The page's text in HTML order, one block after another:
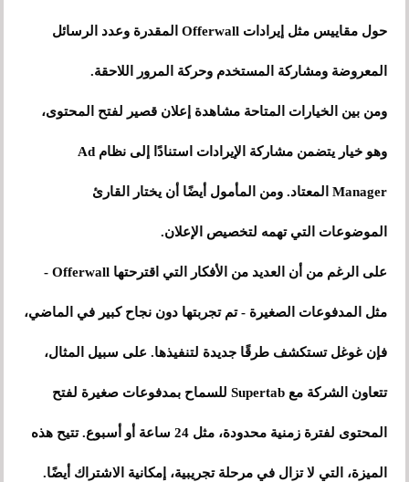
حول مقاييس مثل إيرادات Offerwall المقدرة وعدد الرسائل
المعروضة ومشاركة المستخدم وحركة المرور اللاحقة.
ومن بين الخيارات المتاحة مشاهدة إعلان قصير لفتح المحتوى،
وهو خيار يتضمن مشاركة الإيرادات استنادًا إلى نظام Ad
Manager المعتاد. ومن المأمول أيضًا أن يختار القارئ
الموضوعات التي تهمه لتخصيص الإعلان.
على الرغم من أن العديد من الأفكار التي اقترحتها Offerwall -
مثل المدفوعات الصغيرة - تم تجربتها دون نجاح كبير في الماضي،
فإن غوغل تستكشف طرقًا جديدة لتنفيذها. على سبيل المثال،
تتعاون الشركة مع Supertab للسماح بمدفوعات صغيرة لفتح
المحتوى لفترة زمنية محدودة، مثل 24 ساعة أو أسبوع. تتيح هذه
الميزة، التي لا تزال في مرحلة تجريبية، إمكانية الاشتراك أيضًا.